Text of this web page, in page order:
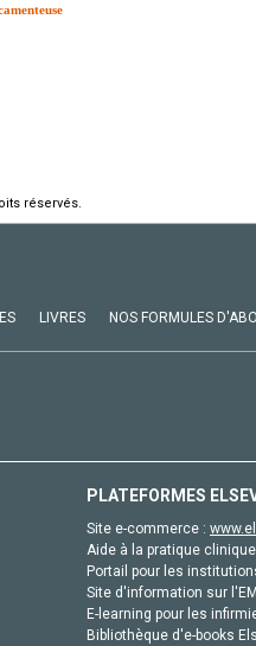
réservés.
LIVRES NOS FORMULES
PLATEFORMES
Site e-commerce :
Aide à la pratique
Portail pour les
Site d'information sur
E-learning pour les
Bibliothèque d'e-books